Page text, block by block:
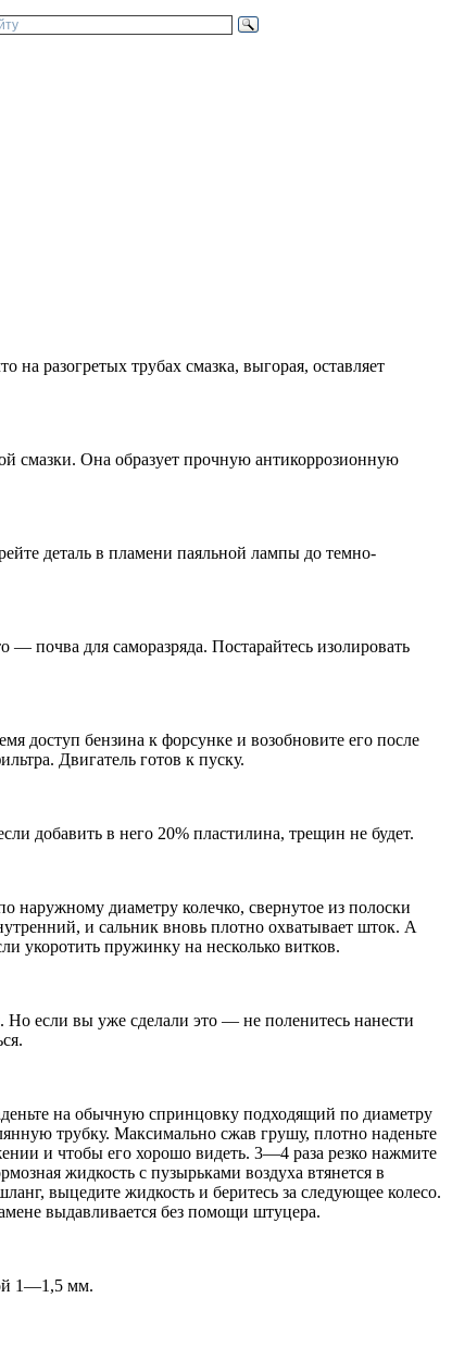
разогретых трубах смазка, выгорая, оставляет
смазки. Она образует прочную антикоррозионную
деталь в пламени паяльной лампы до темно-
почва для саморазряда. Постарайтесь изолировать
доступ бензина к форсунке и возобновите его после
Двигатель готов к пуску.
добавить в него 20% пластилина, трещин не будет.
наружному диаметру колечко, свернутое из полоски
и сальник вновь плотно охватывает шток. А
укоротить пружинку на несколько витков.
если вы уже сделали это — не поленитесь нанести
на обычную спринцовку подходящий по диаметру
трубку. Максимально сжав грушу, плотно наденьте
и чтобы его хорошо видеть. 3—4 раза резко нажмите
жидкость с пузырьками воздуха втянется в
выцедите жидкость и беритесь за следующее колесо.
выдавливается без помощи штуцера.
1—1,5 мм.